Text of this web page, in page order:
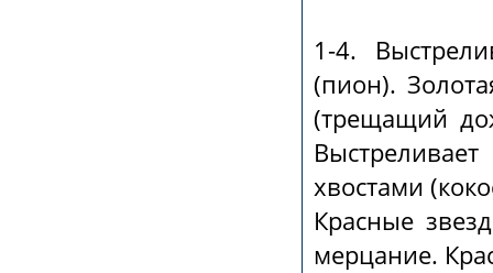
1-4.
(пион).
(трещащий
хвостами
Красные
мерцание.